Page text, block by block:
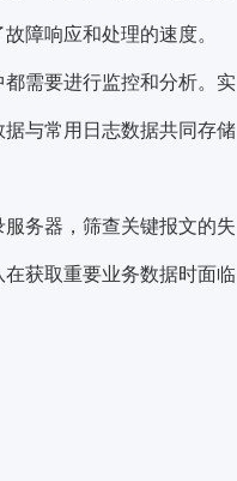
障响应和处理的速度。
需要进行监控和分析。实
与常用日志数据共同存储
务器，筛查关键报文的失
获取重要业务数据时面临